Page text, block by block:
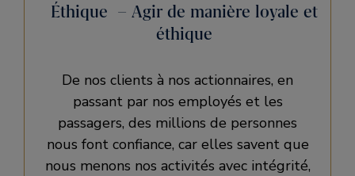
Éthique – Agir de manière loyale et
éthique
De nos clients à nos actionnaires, en
passant par nos employés et les
passagers, des millions de personnes
nous font confiance, car elles savent que
nous menons nos activités avec intégrité,